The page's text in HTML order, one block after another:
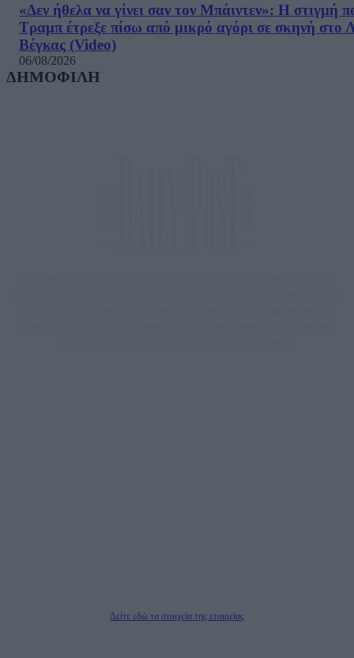
«Δεν ήθελα να γίνει σαν τον Μπάιντεν»: Η στιγμή
Τραμπ έτρεξε πίσω από μικρό αγόρι σε σκηνή στο
Βέγκας (Video)
06/08/2026
ΔΗΜΟΦΙΛΗ
Δείτε εδώ τα στοιχεία της εταιρείας